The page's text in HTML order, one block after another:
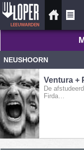
NEUSHOORN
Ventura +
De
Firda…